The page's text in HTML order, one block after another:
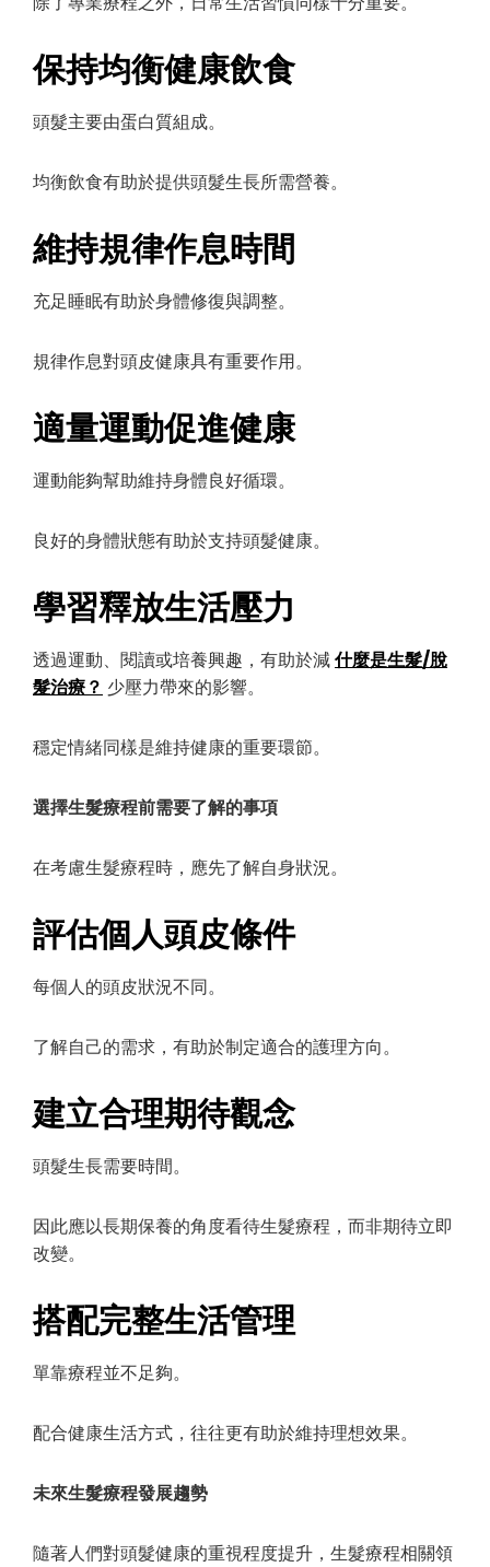
保持均衡健康飲食
頭髮主要由蛋白質組成。
均衡飲食有助於提供頭髮生長所需營養。
維持規律作息時間
充足睡眠有助於身體修復與調整。
規律作息對頭皮健康具有重要作用。
適量運動促進健康
運動能夠幫助維持身體良好循環。
良好的身體狀態有助於支持頭髮健康。
學習釋放生活壓力
透過運動、閱讀或培養興趣，有助於減什麼是生髮/脫
髮治療？ 少壓力帶來的影響。
穩定情緒同樣是維持健康的重要環節。
選擇生髮療程前需要了解的事項
在考慮生髮療程時，應先了解自身狀況。
評估個人頭皮條件
每個人的頭皮狀況不同。
了解自己的需求，有助於制定適合的護理方向。
建立合理期待觀念
頭髮生長需要時間。
因此應以長期保養的角度看待生髮療程，而非期待立即
改變。
搭配完整生活管理
單靠療程並不足夠。
配合健康生活方式，往往更有助於維持理想效果。
未來生髮療程發展趨勢
隨著人們對頭髮健康的重視程度提升，生髮療程相關領